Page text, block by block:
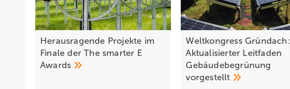
Herausragende Projekte im
Finale der The smarter E
Awards
Weltkongress Gründach:
Aktualisierter Leitfaden
Gebäudebegrünung
vorgestellt